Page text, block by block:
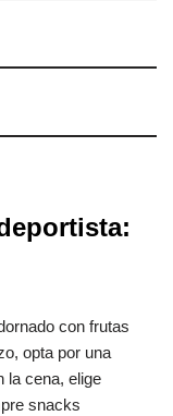
con frutas
opta por una
la cena, elige
snacks